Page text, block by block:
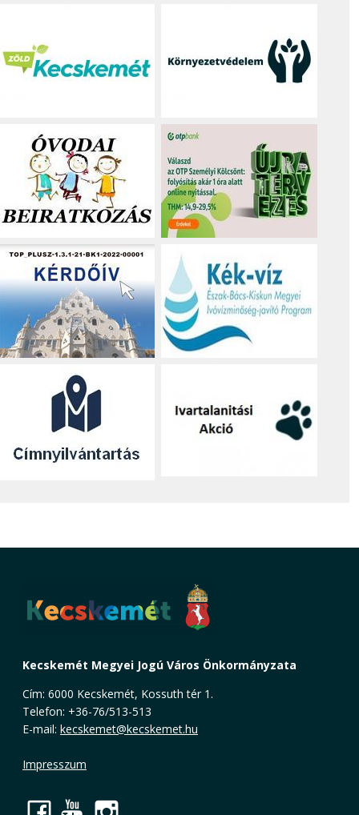
Kecskemét Megyei Jogú Város Önkormányzata
Cím: 6000 Kecskemét, Kossuth tér 1.
Telefon: +36-76/513-513
E-mail: kecskemet@kecskemet.hu
Impresszum